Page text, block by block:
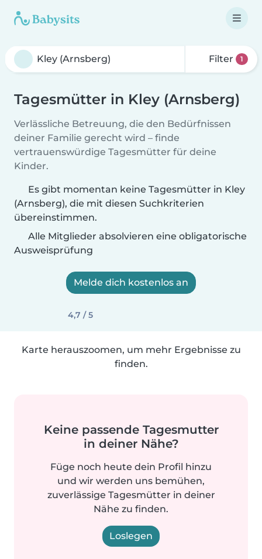
Filter 1
Tagesmütter in Kley (Arnsberg)
Verlässliche Betreuung, die den Bedürfnissen
deiner Familie gerecht wird – finde
vertrauenswürdige Tagesmütter für deine
Kinder.
Es gibt momentan keine Tagesmütter in Kley
(Arnsberg), die mit diesen Suchkriterien
übereinstimmen.
Alle Mitglieder absolvieren eine obligatorische
Ausweisprüfung
Melde dich kostenlos an
4,7 / 5
Karte herauszoomen, um mehr Ergebnisse zu
finden.
Keine passende Tagesmutter
in deiner Nähe?
Füge noch heute dein Profil hinzu
und wir werden uns bemühen,
zuverlässige Tagesmütter in deiner
Nähe zu finden.
Loslegen